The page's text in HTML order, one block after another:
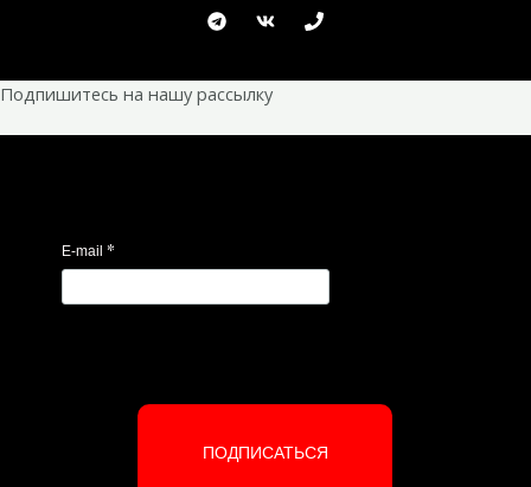
Подпишитесь на нашу рассылку
E-mail *
ПОДПИСАТЬСЯ